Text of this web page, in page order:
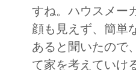
すね。ハウスメー
顔も見えず、簡単
あると聞いたので
て家を考えていけ